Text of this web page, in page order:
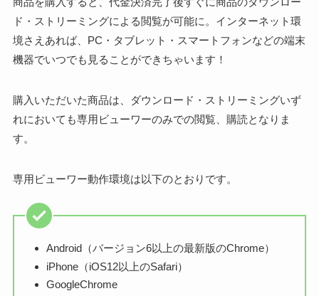
ド・ストリーミングによる閲覧が可能に。インターネット環
境さえあれば、PC・タブレット・スマートフォンなどの端末
機器でいつでも見ることができちゃいます！
購入いただいた商品は、ダウンロード・ストリーミングいず
れにおいても専用ビューワーのみでの閲覧、購読となりま
す。
専用ビューワー動作環境は以下のとおりです。
Android（バージョン6以上の最新版のChrome）
iPhone（iOS12以上のSafari）
GoogleChrome